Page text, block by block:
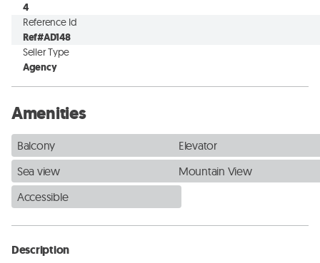
4
Reference Id
Ref#AD148
Seller Type
Agency
Amenities
Balcony
Elevator
Sea view
Mountain View
Accessible
Description